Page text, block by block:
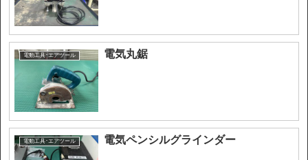
電動工具･エアツール 電気丸鋸
電動工具･エアツール 電気ペンシルグラインダー